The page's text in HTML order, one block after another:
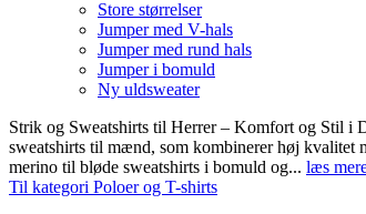
Store størrelser
Jumper med V-hals
Jumper med rund hals
Jumper i bomuld
Ny uldsweater
Strik og Sweatshirts til Herrer – Komfort og Stil i
sweatshirts til mænd, som kombinerer høj kvalitet
merino til bløde sweatshirts i bomuld og... læs
Til kategori Poloer og T-shirts